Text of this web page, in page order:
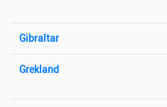
Gibraltar
Grekland